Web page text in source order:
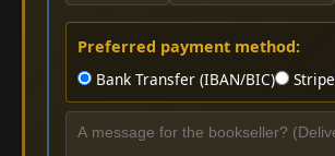
Preferred payment method:
Bank Transfer (IBAN/BIC)
Stripe